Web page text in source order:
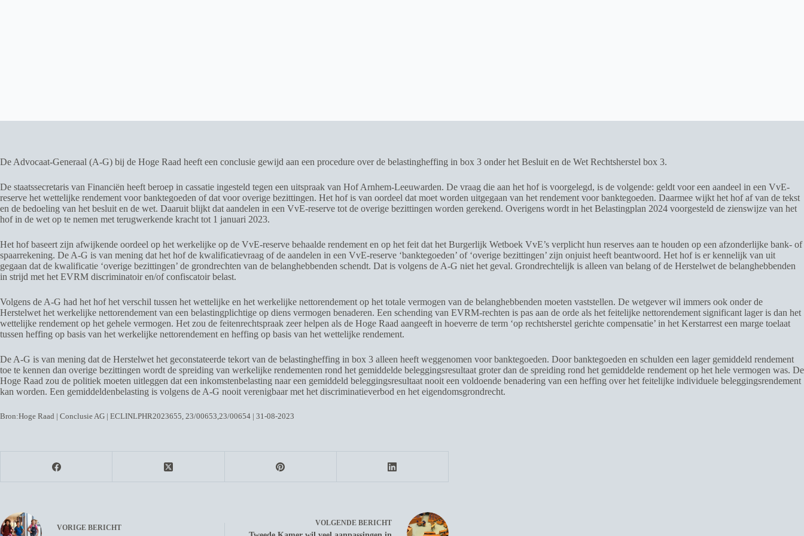
De Advocaat-Generaal (A-G) bij de Hoge Raad heeft een conclusie gewijd aan een procedure over de belastingheffing in box 3 onder het Besluit en de Wet Rechtsherstel box 3.
De staatssecretaris van Financiën heeft beroep in cassatie ingesteld tegen een uitspraak van Hof Arnhem-Leeuwarden. De vraag die aan het hof is voorgelegd, is de volgende: geldt voor een aandeel in een VvE-
reserve het wettelijke rendement voor banktegoeden of dat voor overige bezittingen. Het hof is van oordeel dat moet worden uitgegaan van het rendement voor banktegoeden. Daarmee wijkt het hof af van de tekst
en de bedoeling van het besluit en de wet. Daaruit blijkt dat aandelen in een VvE-reserve tot de overige bezittingen worden gerekend. Overigens wordt in het Belastingplan 2024 voorgesteld de zienswijze van het
hof in de wet op te nemen met terugwerkende kracht tot 1 januari 2023.
Het hof baseert zijn afwijkende oordeel op het werkelijke op de VvE-reserve behaalde rendement en op het feit dat het Burgerlijk Wetboek VvE’s verplicht hun reserves aan te houden op een afzonderlijke bank- of
spaarrekening. De A-G is van mening dat het hof de kwalificatievraag of de aandelen in een VvE-reserve ‘banktegoeden’ of ‘overige bezittingen’ zijn onjuist heeft beantwoord. Het hof is er kennelijk van uit
gegaan dat de kwalificatie ‘overige bezittingen’ de grondrechten van de belanghebbenden schendt. Dat is volgens de A-G niet het geval. Grondrechtelijk is alleen van belang of de Herstelwet de belanghebbenden
in strijd met het EVRM discriminatoir en/of confiscatoir belast.
Volgens de A-G had het hof het verschil tussen het wettelijke en het werkelijke nettorendement op het totale vermogen van de belanghebbenden moeten vaststellen. De wetgever wil immers ook onder de
Herstelwet het werkelijke nettorendement van een belastingplichtige op diens vermogen benaderen. Een schending van EVRM-rechten is pas aan de orde als het feitelijke nettorendement significant lager is dan het
wettelijke rendement op het gehele vermogen. Het zou de feitenrechtspraak zeer helpen als de Hoge Raad aangeeft in hoeverre de term ‘op rechtsherstel gerichte compensatie’ in het Kerstarrest een marge toelaat
tussen heffing op basis van het werkelijke nettorendement en heffing op basis van het wettelijke rendement.
De A-G is van mening dat de Herstelwet het geconstateerde tekort van de belastingheffing in box 3 alleen heeft weggenomen voor banktegoeden. Door banktegoeden en schulden een lager gemiddeld rendement
toe te kennen dan overige bezittingen wordt de spreiding van werkelijke rendementen rond het gemiddelde beleggingsresultaat groter dan de spreiding rond het gemiddelde rendement op het hele vermogen was. De
Hoge Raad zou de politiek moeten uitleggen dat een inkomstenbelasting naar een gemiddeld beleggingsresultaat nooit een voldoende benadering van een heffing over het feitelijke individuele beleggingsrendement
kan worden. Een gemiddeldenbelasting is volgens de A-G nooit verenigbaar met het discriminatieverbod en het eigendomsgrondrecht.
Bron:Hoge Raad | Conclusie AG | ECLINLPHR2023655, 23/00653,23/00654 | 31-08-2023
VORIGE BERICHT
VOLGENDE BERICHT